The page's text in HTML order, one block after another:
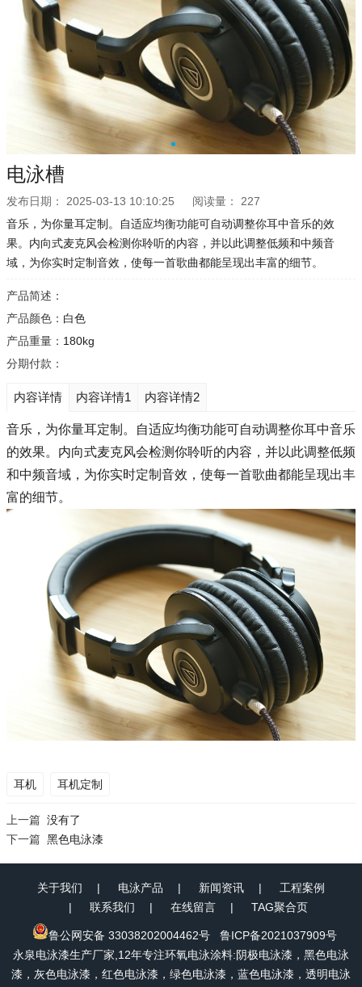
电泳槽
发布日期： 2025-03-13 10:10:25 阅读量：
227
音乐，为你量耳定制。自适应均衡功能可自动调整你耳中音乐的效
果。内向式麦克风会检测你聆听的内容，并以此调整低频和中频音
域，为你实时定制音效，使每一首歌曲都能呈现出丰富的细节。
产品简述：
产品颜色： 白色
产品重量： 180kg
分期付款：
内容详情 内容详情1 内容详情2
音乐，为你量耳定制。自适应均衡功能可自动调整你耳中音乐
的效果。内向式麦克风会检测你聆听的内容，并以此调整低频
和中频音域，为你实时定制音效，使每一首歌曲都能呈现出丰
富的细节。
耳机 耳机定制
上一篇 没有了
下一篇 黑色电泳漆
关于我们 电泳产品 新闻资讯
工程案例
联系我们
在线留言 TAG聚合页
鲁公网安备 33038202004462号
鲁ICP备2021037909号
永泉电泳漆生产厂家,12年专注环氧电泳涂料:阴极电泳漆，黑色电泳
漆，灰色电泳漆，红色电泳漆，绿色电泳漆，蓝色电泳漆，透明电泳